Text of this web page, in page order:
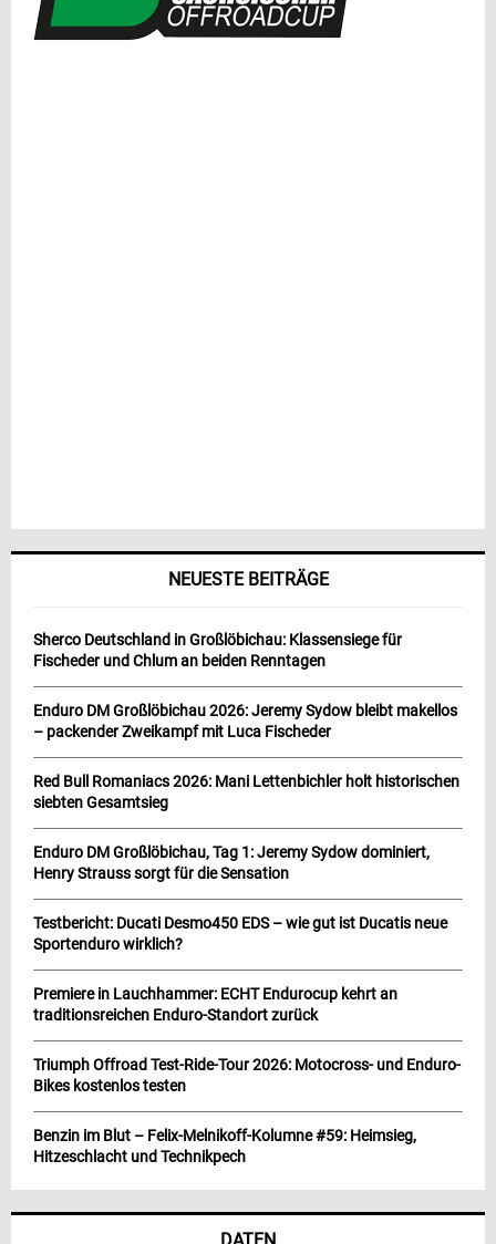
NEUESTE BEITRÄGE
Sherco Deutschland in Großlöbichau: Klassensiege für
Fischeder und Chlum an beiden Renntagen
Enduro DM Großlöbichau 2026: Jeremy Sydow bleibt makellos
– packender Zweikampf mit Luca Fischeder
Red Bull Romaniacs 2026: Mani Lettenbichler holt historischen
siebten Gesamtsieg
Enduro DM Großlöbichau, Tag 1: Jeremy Sydow dominiert,
Henry Strauss sorgt für die Sensation
Testbericht: Ducati Desmo450 EDS – wie gut ist Ducatis neue
Sportenduro wirklich?
Premiere in Lauchhammer: ECHT Endurocup kehrt an
traditionsreichen Enduro-Standort zurück
Triumph Offroad Test-Ride-Tour 2026: Motocross- und Enduro-
Bikes kostenlos testen
Benzin im Blut – Felix-Melnikoff-Kolumne #59: Heimsieg,
Hitzeschlacht und Technikpech